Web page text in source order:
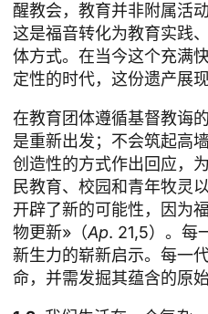
醒教会，教育并非附属活
这是福音转化为教育实践
体方式。在当今这个充满
定性的时代，这份遗产展
在教育团体遵循基督教诲
是重新出发；不会筑起高
创造性的方式作出回应，
民教育、校园和青年牧灵
开辟了新的可能性，因为
物更新»（Ap. 21,5）。每
新生力的崭新启示。每一
命，并需发掘其蕴含的原